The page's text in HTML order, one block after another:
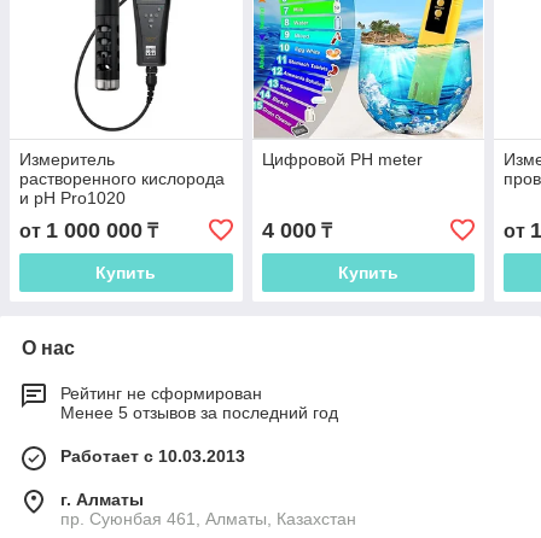
Измеритель
растворенного кислорода
и pH Pro1020
от 1 000 000 ₸
Купить
Цифровой PH meter
4 000₸
Купить
от
О нас
Рейтинг не сформирован
Менее 5 отзывов за последний год
Работает с 10.03.2013
г. Алматы
пр. Суюнбая 461, Алматы, Казахстан